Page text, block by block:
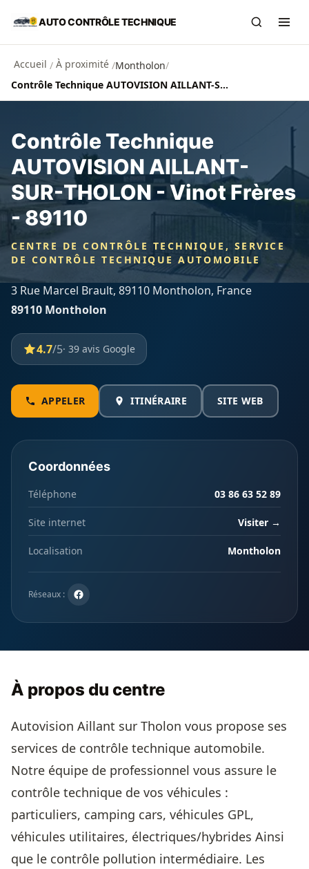
Aller au contenu principal
AUTO CONTRÔLE TECHNIQUE
Accueil / À proximité /Montholon/
Contrôle Technique AUTOVISION AILLANT-SUR-THOLON - Vinot Frères - 89110
Contrôle Technique
AUTOVISION AILLANT-
SUR-THOLON - Vinot Frères
- 89110
CENTRE DE CONTRÔLE TECHNIQUE, SERVICE
DE CONTRÔLE TECHNIQUE AUTOMOBILE
3 Rue Marcel Brault, 89110 Montholon, France
89110 Montholon
4.7/5· 39 avis Google
APPELER ITINÉRAIRE SITE WEB
Coordonnées
Téléphone 03 86 63 52 89
Site internet Visiter →
Localisation Montholon
Réseaux :
À propos du centre
Autovision Aillant sur Tholon vous propose ses
services de contrôle technique automobile.
Notre équipe de professionnel vous assure le
contrôle technique de vos véhicules :
particuliers, camping cars, véhicules GPL,
véhicules utilitaires, électriques/hybrides Ainsi
que le contrôle pollution intermédiaire. Les